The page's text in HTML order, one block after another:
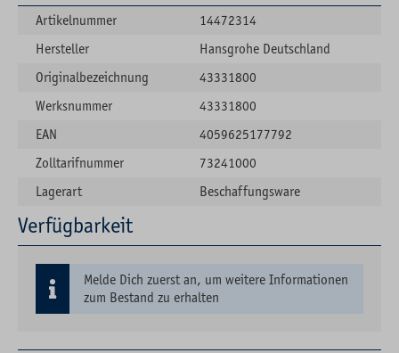
Artikelnummer
14472314
Hersteller
Hansgrohe Deutschland
Originalbezeichnung
43331800
Werksnummer
43331800
EAN
4059625177792
Zolltarifnummer
73241000
Lagerart
Beschaffungsware
Verfügbarkeit
Melde Dich zuerst an, um weitere Informationen
zum Bestand zu erhalten